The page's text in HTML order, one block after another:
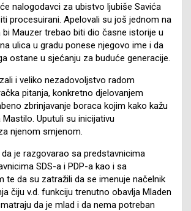
nalogodavci za ubistvo ljubiše Savića
procesuirani. Apelovali su još jednom na
bi Mauzer trebao biti dio časne istorije u
ulica u gradu ponese njegovo ime i da
ostane u sjećanju za buduće generacije.
i veliko nezadovoljstvo radom
pitanja, konkretno djelovanjem
zbrinjavanje boraca kojim kako kažu
Uputuli su inicijativu
njenom smjenom.
je razgovarao sa predstavnicima
SDS-a i PDP-a kao i sa
te da su zatražili da se imenuje načelnik
čiju v.d. funkciju trenutno obavlja Mladen
da je mlad i da nema potreban